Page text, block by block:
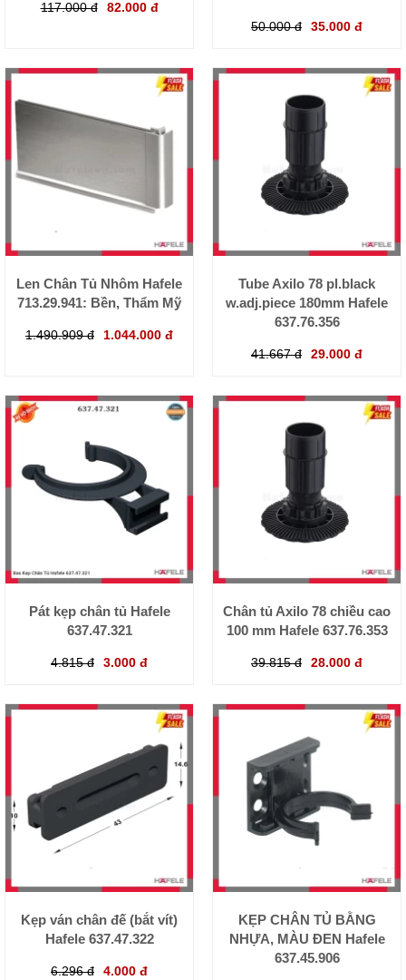
117.000 đ 82.000 đ
50.000 đ 35.000 đ
Len Chân Tủ Nhôm Hafele
713.29.941: Bền, Thẩm Mỹ
1.490.909 đ 1.044.000 đ
Tube Axilo 78 pl.black
w.adj.piece 180mm Hafele
637.76.356
41.667 đ 29.000 đ
Pát kẹp chân tủ Hafele
637.47.321
4.815 đ 3.000 đ
Chân tủ Axilo 78 chiều cao
100 mm Hafele 637.76.353
39.815 đ 28.000 đ
Kẹp ván chân đế (bắt vít)
Hafele 637.47.322
6.296 đ 4.000 đ
KẸP CHÂN TỦ BẰNG
NHỰA, MÀU ĐEN Hafele
637.45.906